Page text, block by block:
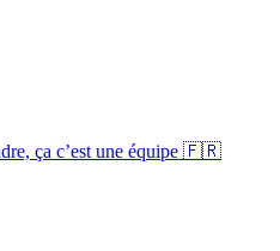
ça c’est une équipe 🇫🇷